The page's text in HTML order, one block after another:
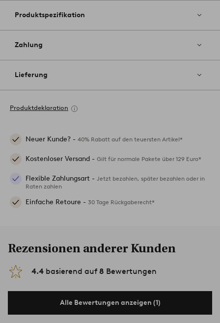
Produktspezifikation
Zahlung
Lieferung
Produktdeklaration
Neuer Kunde? - 40% Rabatt auf den teuersten Artikel*
Kostenloser Versand - Gilt für normale Pakete über 129 Euro*
Flexible Zahlungsart - Jetzt bezahlen, später bezahlen oder in
Raten zahlen
Einfache Retoure - 30 Tage Rückgaberecht*
Rezensionen anderer Kunden
4.4 basierend auf 8 Bewertungen
Alle Bewertungen anzeigen (1)